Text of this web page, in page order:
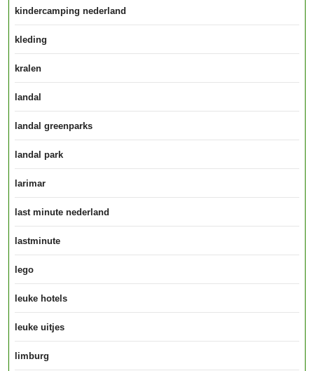
kindercamping nederland
kleding
kralen
landal
landal greenparks
landal park
larimar
last minute nederland
lastminute
lego
leuke hotels
leuke uitjes
limburg